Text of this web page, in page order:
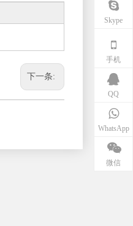
下一条:
Skype
手机
QQ
WhatsApp
微信